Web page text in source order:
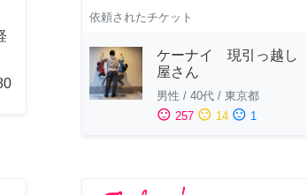
依頼されたチケット
ケーナイ 現引っ越し
屋さん
男性 / 40代 / 東京都
sentiment_satisfied 257 sentiment_neutral 14 sentiment_dissatisfied 1